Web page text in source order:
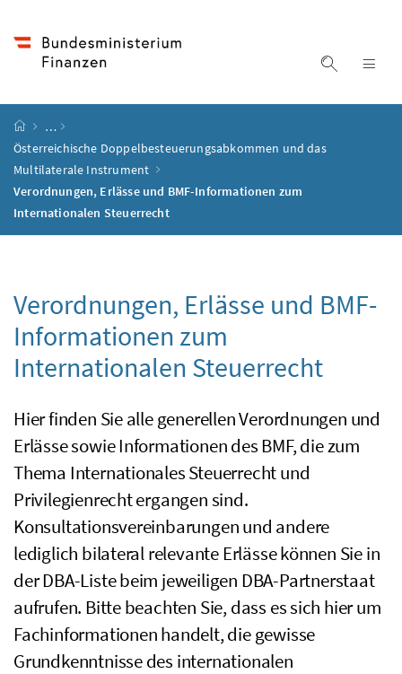
Suche
Startseite
…
Österreichische Doppelbesteuerungsabkommen und das
Multilaterale Instrument
Verordnungen, Erlässe und BMF-Informationen zum
Internationalen Steuerrecht
Verordnungen, Erlässe und BMF-
Informationen zum
Internationalen Steuerrecht
Hier finden Sie alle generellen Verordnungen und
Erlässe sowie Informationen desBMF, die zum
Thema Internationales Steuerrecht und
Privilegienrecht ergangen sind.
Konsultationsvereinbarungen und andere
lediglich bilateral relevante Erlässe können Sie in
derDBA-Liste beim jeweiligen DBA-Partnerstaat
aufrufen. Bitte beachten Sie, dass es sich hier um
Fachinformationen handelt, die gewisse
Grundkenntnisse des internationalen